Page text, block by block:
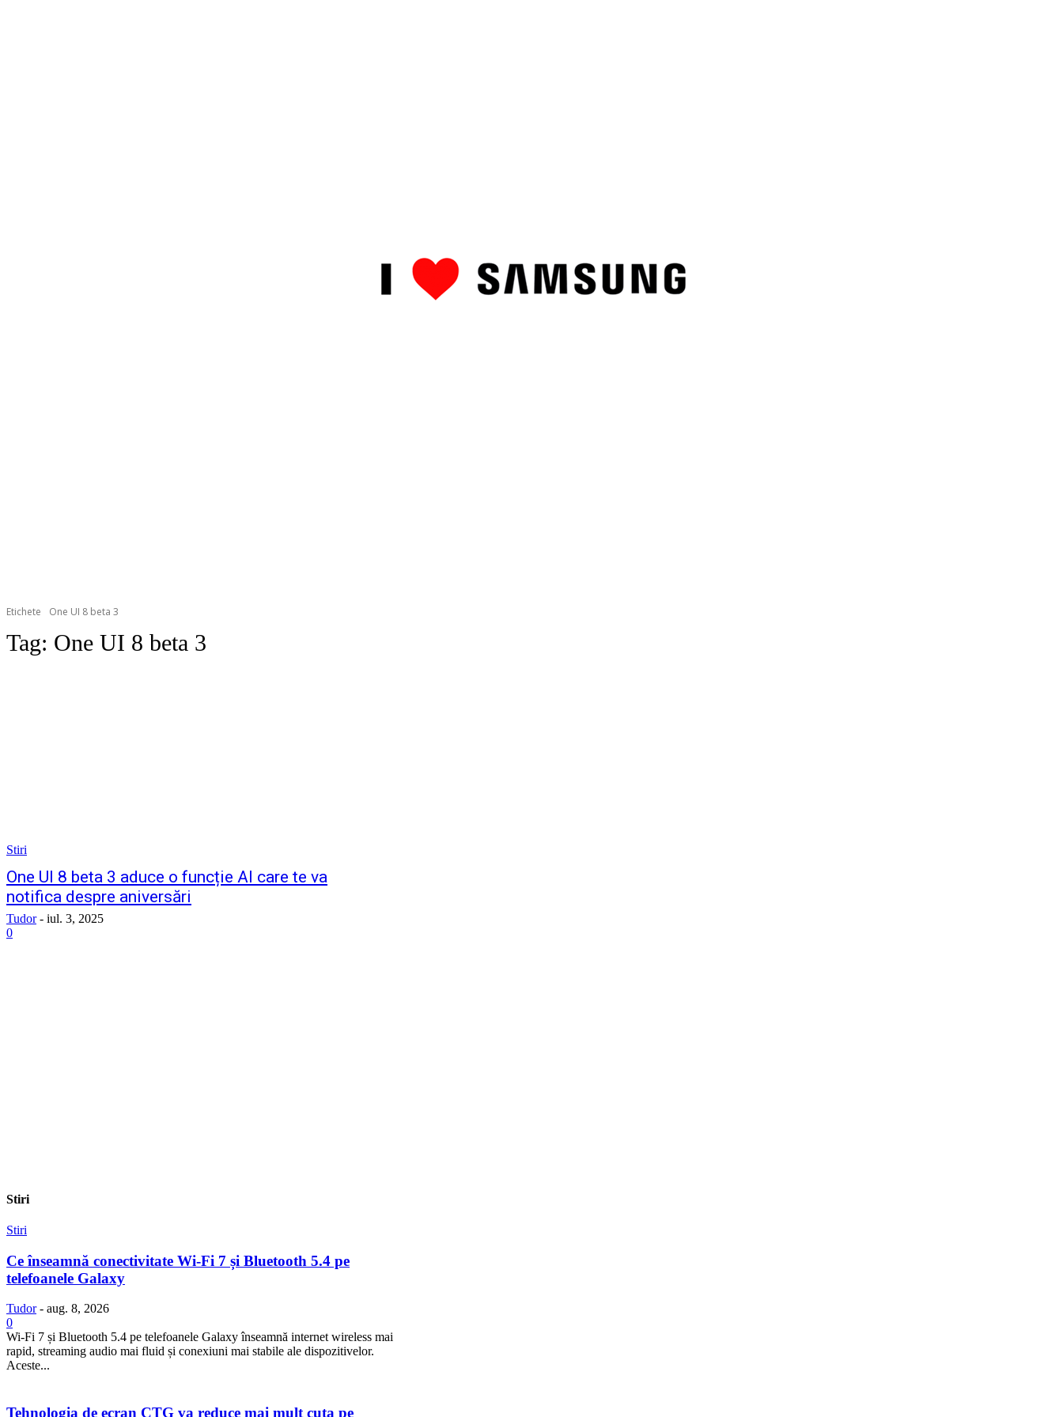
Etichete One UI 8 beta 3
Tag: One UI 8 beta 3
Stiri
One UI 8 beta 3 aduce o funcție AI care te va
notifica despre aniversări
Tudor - iul. 3, 2025
0
Stiri
Stiri
Ce înseamnă conectivitate Wi-Fi 7 și Bluetooth 5.4 pe
telefoanele Galaxy
Tudor - aug. 8, 2026
0
Wi-Fi 7 și Bluetooth 5.4 pe telefoanele Galaxy înseamnă internet wireless mai
rapid, streaming audio mai fluid și conexiuni mai stabile ale dispozitivelor.
Aceste...
Tehnologia de ecran CTG va reduce mai mult cuta pe